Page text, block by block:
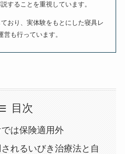
することを重視しています。
おり、実体験をもとにした寝具レ
営も行っています。
目次
では保険適用外
れるいびき治療法と自